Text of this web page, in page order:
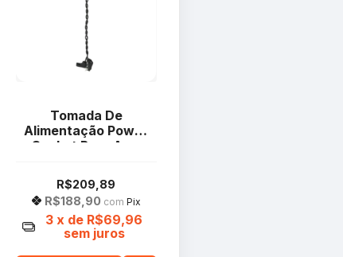
Tomada De
Alimentação Power
Socket Para Ams
R$209,89
R$188,90 com Pix
3 x de R$69,96
sem juros